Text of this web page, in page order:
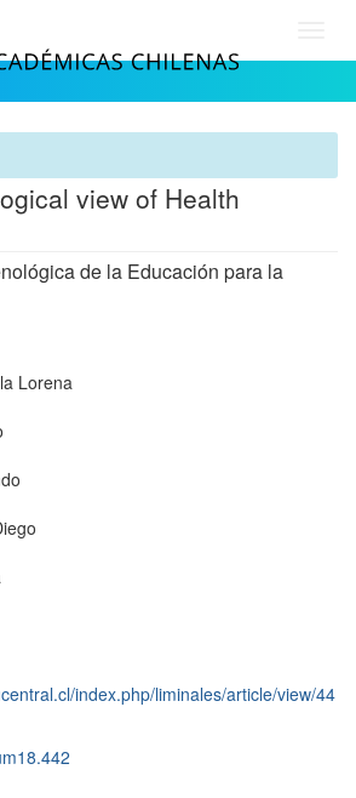
view of Health
de la Educación para la
Lorena
index.php/liminales/article/view/44